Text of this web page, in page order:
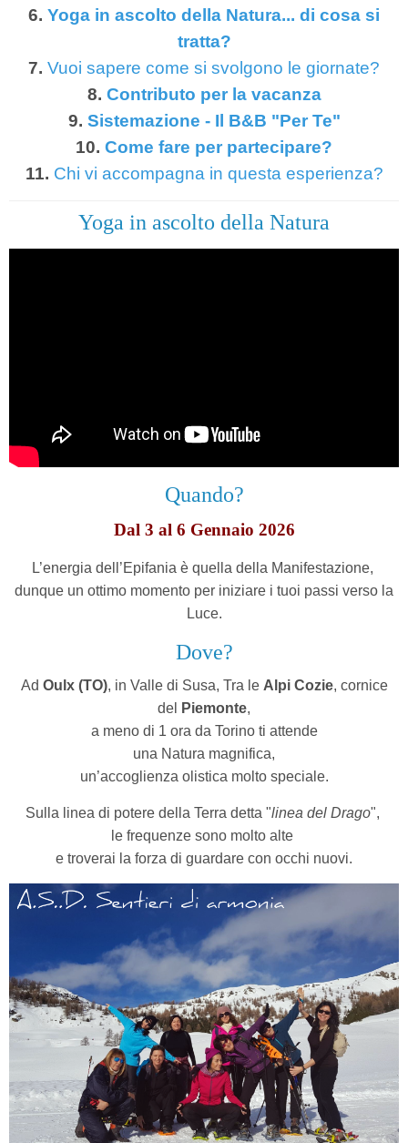
6. Yoga in ascolto della Natura... di cosa si
tratta?
7. Vuoi sapere come si svolgono le giornate?
8. Contributo per la vacanza
9. Sistemazione - Il B&B "Per Te"
10. Come fare per partecipare?
11. Chi vi accompagna in questa esperienza?
Yoga in ascolto della Natura
Quando?
Dal 3 al 6 Gennaio 2026
L’energia dell’Epifania è quella della Manifestazione,
dunque un ottimo momento per iniziare i tuoi passi verso la
Luce.
Dove?
Ad Oulx (TO), in Valle di Susa, Tra le Alpi Cozie, cornice
del
Piemonte,
a meno di 1 ora da Torino ti attende
una Natura magnifica,
un’accoglienza olistica molto speciale.
Sulla linea di potere della Terra detta "linea del Drago",
le frequenze sono molto alte
e troverai la forza di guardare con occhi nuovi.